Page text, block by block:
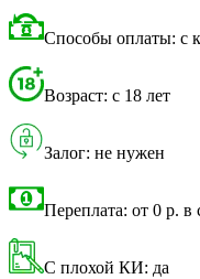
Способы оплаты: с
Возраст: с 18 лет
Залог: не нужен
Переплата: от 0 р. в
С плохой КИ: да